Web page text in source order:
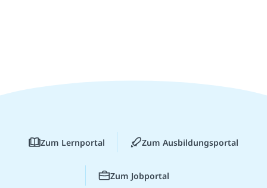
Zum Lernportal Zum Ausbildungsportal
Zum Jobportal